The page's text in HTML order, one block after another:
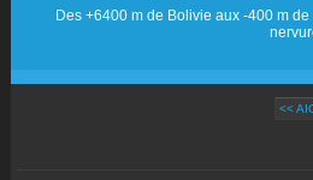
Des +6400 m de Bolivie aux -400 m
<<